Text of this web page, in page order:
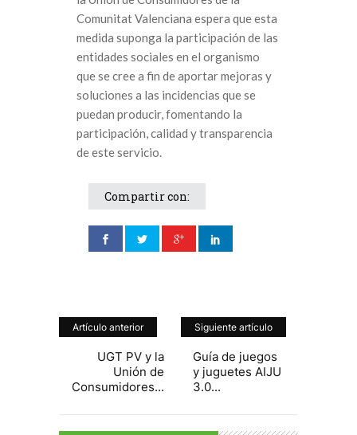
Comunitat Valenciana espera que esta
medida suponga la participación de las
entidades sociales en el organismo
que se cree a fin de aportar mejoras y
soluciones a las incidencias que se
puedan producir, fomentando la
participación, calidad y transparencia
de este servicio.
Compartir con:
Artículo anterior
UGT PV y la
Unión de
Consumidores...
Siguiente artículo
Guía de juegos
y juguetes AIJU
3.0...